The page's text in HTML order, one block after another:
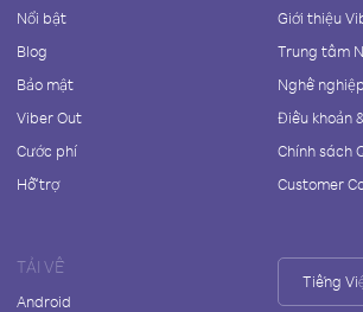
Nổi bật
Blog
Bảo mật
Viber Out
Cước phí
Hỗ trợ
Giới thiệu
Trung tâm
Nghề nghiệp
Điều khoản
Chính sách
Customer
TẢI VỀ
Android
Tiếng